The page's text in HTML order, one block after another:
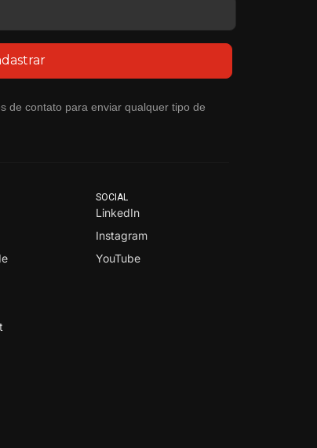
de contato para enviar qualquer tipo de
SOCIAL
LinkedIn
Instagram
YouTube